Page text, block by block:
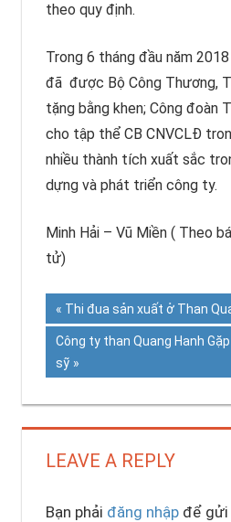
theo quy định.
Trong 6 tháng đầu năm
đã được Bộ Công Thương,
tặng bằng khen; Công đoàn
cho tập thể CB CNVCLĐ
nhiều thành tích xuất sắc
dựng và phát triển công ty.
Minh Hải – Vũ Miền ( Theo
tử)
Điều
hướng
bài
viết
Previous
Post:
Thi đua sản xuất ở Than
Next
Post:
Công ty than Quang Hanh
sỹ
LEAVE A REPLY
Bạn phải đăng nhậpđể gửi